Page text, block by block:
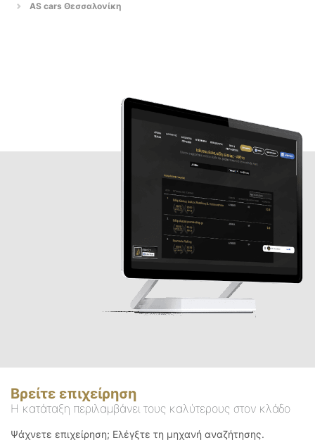
AS cars Θεσσαλονίκη
Βρείτε επιχείρηση
Η κατάταξη περιλαμβάνει τους καλύτερους στον κλάδο
Ψάχνετε επιχείρηση; Ελέγξτε τη μηχανή αναζήτησης.